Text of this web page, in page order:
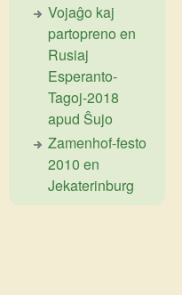
Vojaĝo kaj
partopreno en
Rusiaj
Esperanto-
Tagoj-2018
apud Ŝujo
Zamenhof-festo
2010 en
Jekaterinburg